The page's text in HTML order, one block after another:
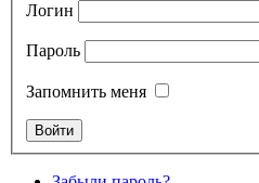
Логин
Пароль
Запомнить меня